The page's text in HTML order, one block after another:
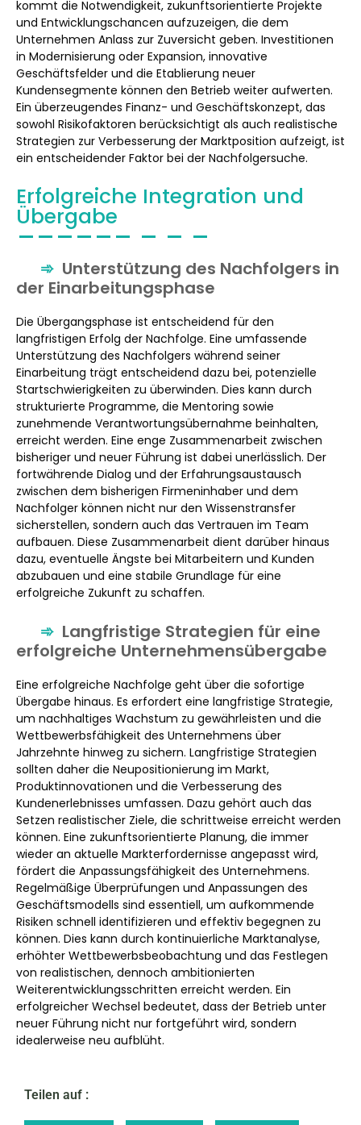
kommt die Notwendigkeit, zukunftsorientierte Projekte
und Entwicklungschancen aufzuzeigen, die dem
Unternehmen Anlass zur Zuversicht geben. Investitionen
in Modernisierung oder Expansion, innovative
Geschäftsfelder und die Etablierung neuer
Kundensegmente können den Betrieb weiter aufwerten.
Ein überzeugendes Finanz- und Geschäftskonzept, das
sowohl Risikofaktoren berücksichtigt als auch realistische
Strategien zur Verbesserung der Marktposition aufzeigt, ist
ein entscheidender Faktor bei der Nachfolgersuche.
Erfolgreiche Integration und
Übergabe
Unterstützung des Nachfolgers in
der Einarbeitungsphase
Die Übergangsphase ist entscheidend für den
langfristigen Erfolg der Nachfolge. Eine umfassende
Unterstützung des Nachfolgers während seiner
Einarbeitung trägt entscheidend dazu bei, potenzielle
Startschwierigkeiten zu überwinden. Dies kann durch
strukturierte Programme, die Mentoring sowie
zunehmende Verantwortungsübernahme beinhalten,
erreicht werden. Eine enge Zusammenarbeit zwischen
bisheriger und neuer Führung ist dabei unerlässlich. Der
fortwährende Dialog und der Erfahrungsaustausch
zwischen dem bisherigen Firmeninhaber und dem
Nachfolger können nicht nur den Wissenstransfer
sicherstellen, sondern auch das Vertrauen im Team
aufbauen. Diese Zusammenarbeit dient darüber hinaus
dazu, eventuelle Ängste bei Mitarbeitern und Kunden
abzubauen und eine stabile Grundlage für eine
erfolgreiche Zukunft zu schaffen.
Langfristige Strategien für eine
erfolgreiche Unternehmensübergabe
Eine erfolgreiche Nachfolge geht über die sofortige
Übergabe hinaus. Es erfordert eine langfristige Strategie,
um nachhaltiges Wachstum zu gewährleisten und die
Wettbewerbsfähigkeit des Unternehmens über
Jahrzehnte hinweg zu sichern. Langfristige Strategien
sollten daher die Neupositionierung im Markt,
Produktinnovationen und die Verbesserung des
Kundenerlebnisses umfassen. Dazu gehört auch das
Setzen realistischer Ziele, die schrittweise erreicht werden
können. Eine zukunftsorientierte Planung, die immer
wieder an aktuelle Markterfordernisse angepasst wird,
fördert die Anpassungsfähigkeit des Unternehmens.
Regelmäßige Überprüfungen und Anpassungen des
Geschäftsmodells sind essentiell, um aufkommende
Risiken schnell identifizieren und effektiv begegnen zu
können. Dies kann durch kontinuierliche Marktanalyse,
erhöhter Wettbewerbsbeobachtung und das Festlegen
von realistischen, dennoch ambitionierten
Weiterentwicklungsschritten erreicht werden. Ein
erfolgreicher Wechsel bedeutet, dass der Betrieb unter
neuer Führung nicht nur fortgeführt wird, sondern
idealerweise neu aufblüht.
Teilen auf :